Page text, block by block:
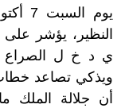
النظير، يؤشر
ي د خ ل الصراع
ويذكي تصاعد
أن جلالة الملك